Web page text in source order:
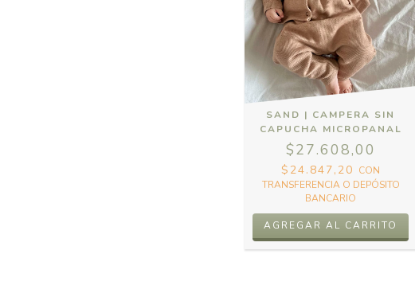
SAND | CAMPERA SIN
CAPUCHA MICROPANAL
$27.608,00
$24.847,20 CON
TRANSFERENCIA O DEPÓSITO
BANCARIO
AGREGAR AL CARRITO